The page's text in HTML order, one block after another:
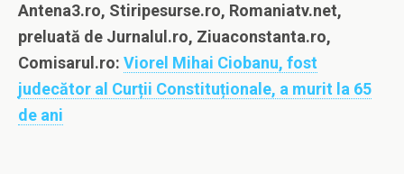
Antena3.ro, Stiripesurse.ro, Romaniatv.net,
preluată de Jurnalul.ro, Ziuaconstanta.ro,
Comisarul.ro: Viorel Mihai Ciobanu, fost
judecător al Curții Constituționale, a murit la 65
de ani